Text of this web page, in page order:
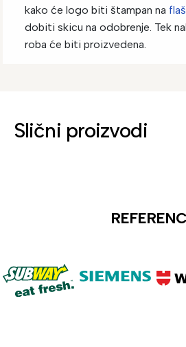
kako će logo biti štampan na
dobiti skicu na odobrenje. Tek
roba će biti proizvedena.
Slični proizvodi